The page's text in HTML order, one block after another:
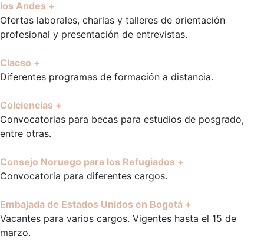
los Andes +
Ofertas laborales, charlas y talleres de orientación
profesional y presentación de entrevistas.
Clacso +
Diferentes programas de formación a distancia.
Colciencias +
Convocatorias para becas para estudios de posgrado,
entre otras.
Consejo Noruego para los Refugiados +
Convocatoria para diferentes cargos.
Embajada de Estados Unidos en Bogotá +
Vacantes para varios cargos. Vigentes hasta el 15 de
marzo.